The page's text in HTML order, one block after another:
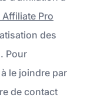
Affiliate Pro
des
Pour
le joindre par
de contact